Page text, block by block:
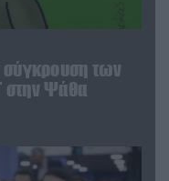
σύγκρουση των
στην Ψάθα